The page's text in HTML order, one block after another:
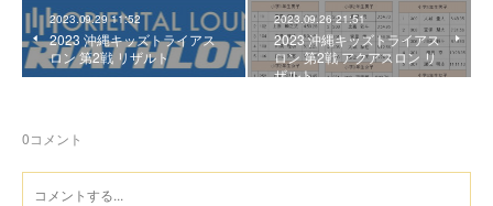
2023.09.29 11:52
2023 沖縄キッズトライアス
ロン 第2戦 リザルト
2023.09.26 21:51
2023 沖縄キッズトライアス
ロン 第2戦 アクアスロン リ
ザルト
0コメント